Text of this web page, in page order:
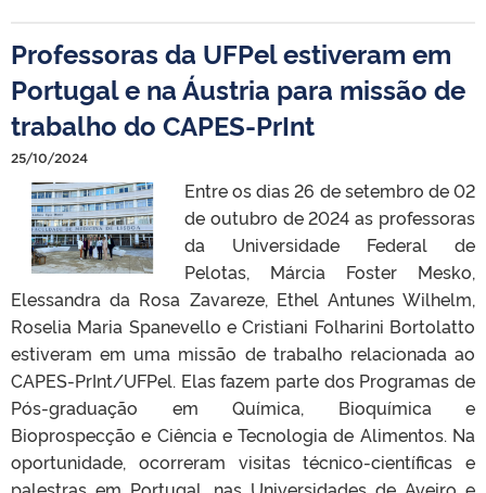
Professoras da UFPel estiveram em
Portugal e na Áustria para missão de
trabalho do CAPES-PrInt
25/10/2024
Entre os dias 26 de setembro de 02
de outubro de 2024 as professoras
da Universidade Federal de
Pelotas, Márcia Foster Mesko,
Elessandra da Rosa Zavareze, Ethel Antunes Wilhelm,
Roselia Maria Spanevello e Cristiani Folharini Bortolatto
estiveram em uma missão de trabalho relacionada ao
CAPES-PrInt/UFPel. Elas fazem parte dos Programas de
Pós-graduação em Química, Bioquímica e
Bioprospecção e Ciência e Tecnologia de Alimentos. Na
oportunidade, ocorreram visitas técnico-científicas e